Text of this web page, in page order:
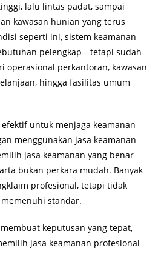
lalu lintas padat, sampai
kawasan hunian yang terus
seperti ini, sistem keamanan
pelengkap—tetapi sudah
operasional perkantoran, kawasan
hingga fasilitas umum
untuk menjaga keamanan
menggunakan jasa keamanan
jasa keamanan yang benar-
bukan perkara mudah. Banyak
profesional, tetapi tidak
standar.
keputusan yang tepat,
jasa keamanan profesional